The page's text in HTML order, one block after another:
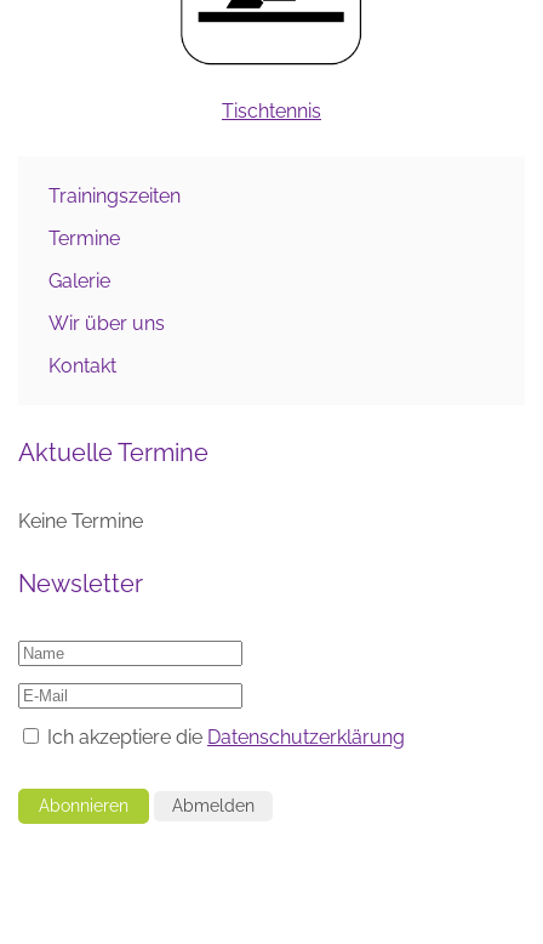
Tischtennis
Trainingszeiten
Termine
Galerie
Wir über uns
Kontakt
Aktuelle Termine
Keine Termine
Newsletter
Ich akzeptiere die Datenschutzerklärung
Abonnieren Abmelden